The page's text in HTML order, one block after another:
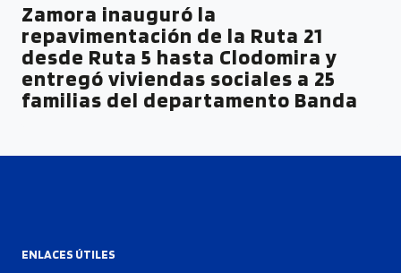
Zamora inauguró la
repavimentación de la Ruta 21
desde Ruta 5 hasta Clodomira y
entregó viviendas sociales a 25
familias del departamento Banda
ENLACES ÚTILES